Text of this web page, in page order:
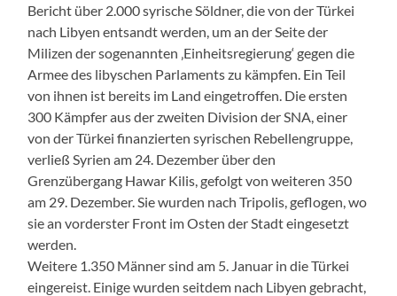
Bericht über 2.000 syrische Söldner, die von der Türkei
nach Libyen entsandt werden, um an der Seite der
Milizen der sogenannten ‚Einheitsregierung‘ gegen die
Armee des libyschen Parlaments zu kämpfen. Ein Teil
von ihnen ist bereits im Land eingetroffen. Die ersten
300 Kämpfer aus der zweiten Division der SNA, einer
von der Türkei finanzierten syrischen Rebellengruppe,
verließ Syrien am 24. Dezember über den
Grenzübergang Hawar Kilis, gefolgt von weiteren 350
am 29. Dezember. Sie wurden nach Tripolis, geflogen, wo
sie an vorderster Front im Osten der Stadt eingesetzt
werden.
Weitere 1.350 Männer sind am 5. Januar in die Türkei
eingereist. Einige wurden seitdem nach Libyen gebracht,